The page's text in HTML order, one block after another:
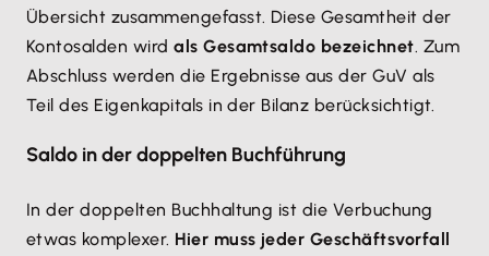
Übersicht zusammengefasst. Diese Gesamtheit der
Kontosalden wirdals Gesamtsaldo bezeichnet. Zum
Abschluss werden die Ergebnisse aus der GuV als
Teil des Eigenkapitals in der Bilanz berücksichtigt.
Saldo in der doppelten Buchführung
In der doppelten Buchhaltung ist die Verbuchung
etwas komplexer. Hier muss jeder Geschäftsvorfall